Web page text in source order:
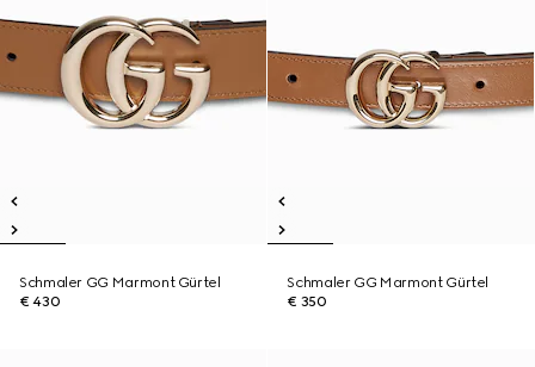
Schmaler GG Marmont Gürtel
€ 430
Schmaler GG Marmont Gürtel
€ 350